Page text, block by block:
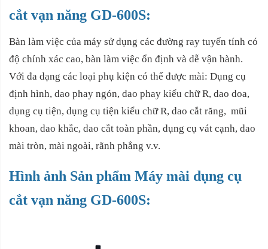
cắt vạn năng GD-600S:
Bàn làm việc của máy sử dụng các đường ray tuyến tính có
độ chính xác cao, bàn làm việc ổn định và dễ vận hành.
Với đa dạng các loại phụ kiện có thể được mài: Dụng cụ
định hình, dao phay ngón, dao phay kiểu chữ R, dao doa,
dụng cụ tiện, dụng cụ tiện kiểu chữ R, dao cắt răng, mũi
khoan, dao khắc, dao cắt toàn phần, dụng cụ vát cạnh, dao
mài tròn, mài ngoài, rãnh phẳng v.v.
Hình ảnh Sản phẩm Máy mài dụng cụ
cắt vạn năng GD-600S: